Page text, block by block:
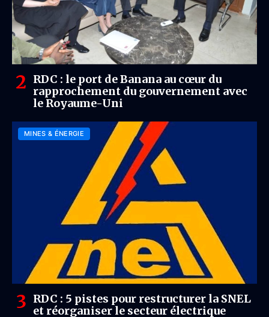
RDC : le port de Banana au cœur du
rapprochement du gouvernement avec
le Royaume-Uni
MINES & ÉNERGIE
RDC : 5 pistes pour restructurer la SNEL
et réorganiser le secteur électrique